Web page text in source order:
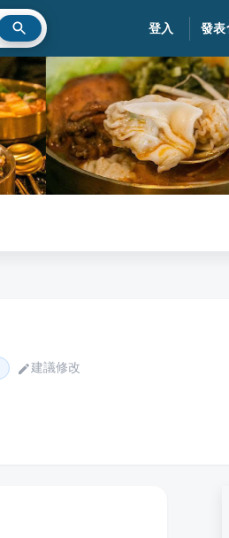
登入 發表
建議修改